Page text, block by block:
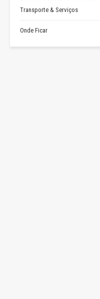
Transporte & Serviços
Onde Ficar